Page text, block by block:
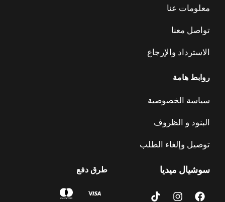
معلومات عنا
تواصل معنا
الاسترداد والإرجاع
روابط هامة
سياسة الخصوصية
البنود و الظروف
توصيل وإلغاء الطلب
سوشيال ميديا
a
n
i
طرق دفع